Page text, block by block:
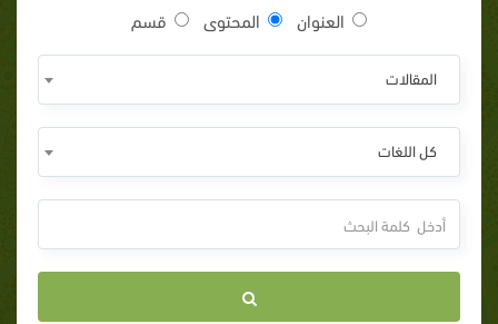
العنوان المحتوى قسم
المقالات
كل اللغات